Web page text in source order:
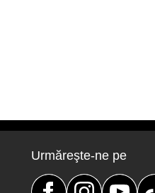
Urmăreşte-ne pe